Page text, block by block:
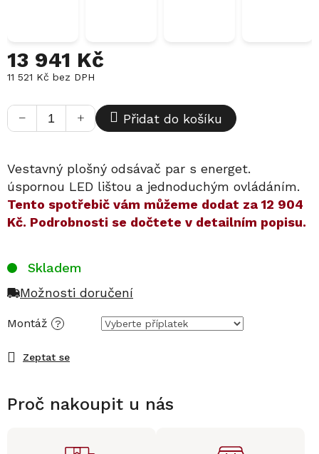
13 941 Kč
11 521 Kč bez DPH
cena:
Montáž ?
+
− Přidat do košíku
Vestavný plošný odsávač par s energet.
úspornou LED lištou a jednoduchým ovládáním.
​​Tento spotřebič vám můžeme dodat za 12 904
Kč. Podrobnosti se dočtete v detailním popisu.
Zeptat se
Skladem
Možnosti doručení
Proč nakoupit u nás